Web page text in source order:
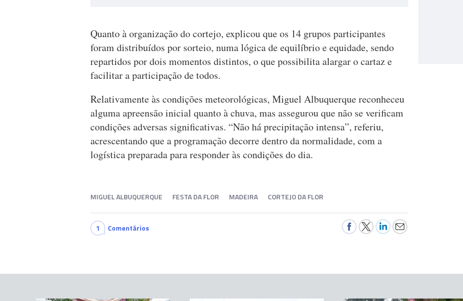
Quanto à organização do cortejo, explicou que os 14 grupos participantes
foram distribuídos por sorteio, numa lógica de equilíbrio e equidade, sendo
repartidos por dois momentos distintos, o que possibilita alargar o cartaz e
facilitar a participação de todos.
Relativamente às condições meteorológicas, Miguel Albuquerque reconheceu
alguma apreensão inicial quanto à chuva, mas assegurou que não se verificam
condições adversas significativas. “Não há precipitação intensa”, referiu,
acrescentando que a programação decorre dentro da normalidade, com a
logística preparada para responder às condições do dia.
MIGUEL ALBUQUERQUE FESTA DA FLOR MADEIRA CORTEJO DA FLOR
1 Comentários